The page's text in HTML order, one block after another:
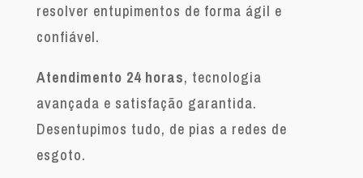
resolver entupimentos de forma ágil e
confiável.
Atendimento 24 horas, tecnologia
avançada e satisfação garantida.
Desentupimos tudo, de pias a redes de
esgoto.